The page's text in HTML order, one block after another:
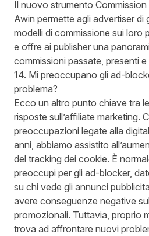
Il nuovo strumento Commission
Awin permette agli advertiser di
modelli di commissione sui loro
e offre ai publisher una
commissioni passate, presenti
14. Mi preoccupano gli ad-
problema?
Ecco un altro punto chiave tra
risposte sull’affiliate marketing.
preoccupazioni legate alla
anni, abbiamo assistito
del tracking dei cookie. È
preoccupi per gli ad-blocker,
su chi vede gli annunci
avere conseguenze negative
promozionali. Tuttavia, proprio
trova ad affrontare nuovi